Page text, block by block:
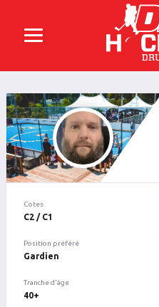
Cotes
C2 / C1
Position préféré
Gardien
Tranche d'âge
40+